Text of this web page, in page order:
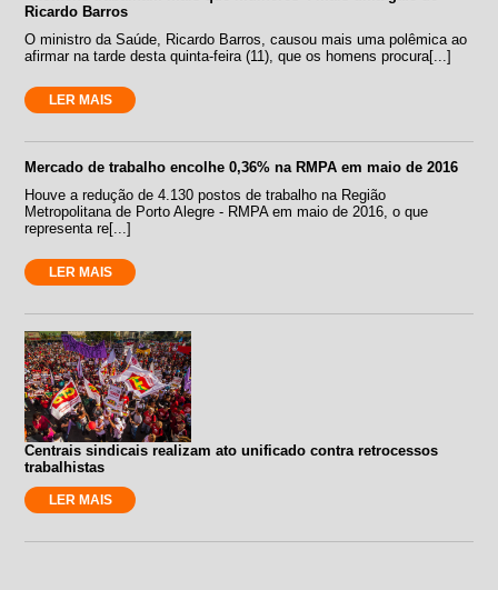
Ricardo Barros
O ministro da Saúde, Ricardo Barros, causou mais uma polêmica ao
afirmar na tarde desta quinta-feira (11), que os homens procura[...]
LER MAIS
Mercado de trabalho encolhe 0,36% na RMPA em maio de 2016
Houve a redução de 4.130 postos de trabalho na Região
Metropolitana de Porto Alegre - RMPA em maio de 2016, o que
representa re[...]
LER MAIS
Centrais sindicais realizam ato unificado contra retrocessos
trabalhistas
LER MAIS